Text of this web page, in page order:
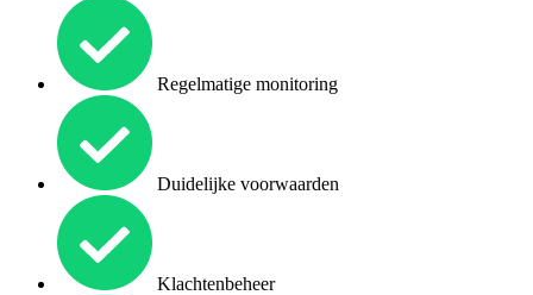
Regelmatige monitoring
Duidelijke voorwaarden
Klachtenbeheer